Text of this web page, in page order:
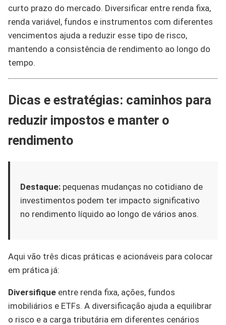
curto prazo do mercado. Diversificar entre renda fixa,
renda variável, fundos e instrumentos com diferentes
vencimentos ajuda a reduzir esse tipo de risco,
mantendo a consistência de rendimento ao longo do
tempo.
Dicas e estratégias: caminhos para
reduzir impostos e manter o
rendimento
Destaque: pequenas mudanças no cotidiano de
investimentos podem ter impacto significativo
no rendimento líquido ao longo de vários anos.
Aqui vão três dicas práticas e acionáveis para colocar
em prática já:
Diversifique entre renda fixa, ações, fundos
imobiliários e ETFs. A diversificação ajuda a equilibrar
o risco e a carga tributária em diferentes cenários